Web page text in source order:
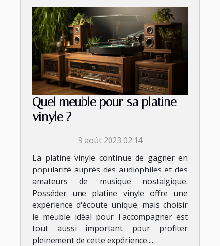
Quel meuble pour sa platine
vinyle ?
9 août 2023 02:14
La platine vinyle continue de gagner en
popularité auprès des audiophiles et des
amateurs de musique nostalgique.
Posséder une platine vinyle offre une
expérience d'écoute unique, mais choisir
le meuble idéal pour l'accompagner est
tout aussi important pour profiter
pleinement de cette expérience....